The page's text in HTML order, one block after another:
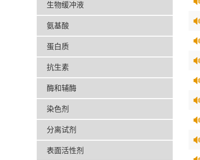
生物缓冲液
氨基酸
蛋白质
抗生素
酶和辅酶
染色剂
分离试剂
表面活性剂